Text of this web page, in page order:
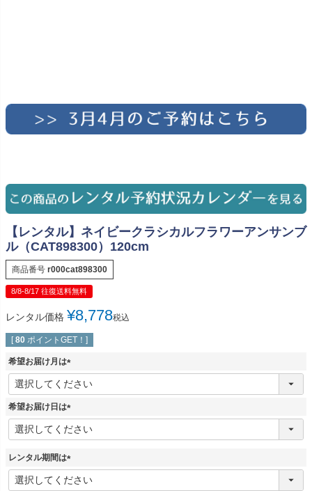
【レンタル】ネイビークラシカルフラワーアンサンブ
ル（CAT898300）120cm
商品番号 r000cat898300
8/8-8/17 往復送料無料
レンタル価格 ¥8,778税込
[ 80 ポイントGET！]
希望お届け月は
(
必
希望お届け日は
(
必
)
レンタル期間は
(
必